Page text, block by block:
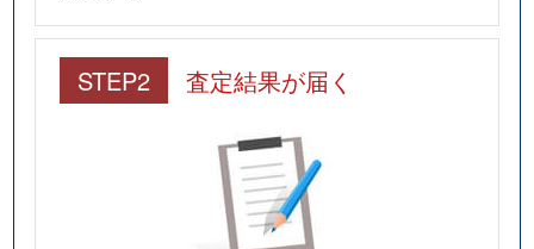
STEP2 査定結果が届く